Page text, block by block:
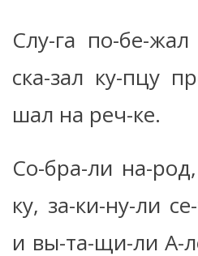
Слу-га по-бе-
ска-зал ку-пцу
шал на реч-ке.
Со-бра-ли на-
ку, за-ки-ну-ли
и вы-та-щи-ли А-